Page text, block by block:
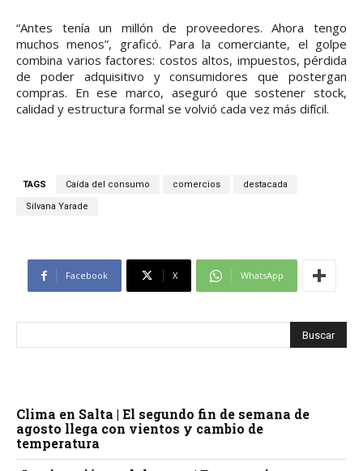
“Antes tenía un millón de proveedores. Ahora tengo
muchos menos”, graficó. Para la comerciante, el golpe
combina varios factores: costos altos, impuestos, pérdida
de poder adquisitivo y consumidores que postergan
compras. En ese marco, aseguró que sostener stock,
calidad y estructura formal se volvió cada vez más difícil.
TAGS Caída del consumo comercios destacada
Silvana Yarade
Facebook X WhatsApp
Clima en Salta | El segundo fin de semana de
agosto llega con vientos y cambio de
temperatura